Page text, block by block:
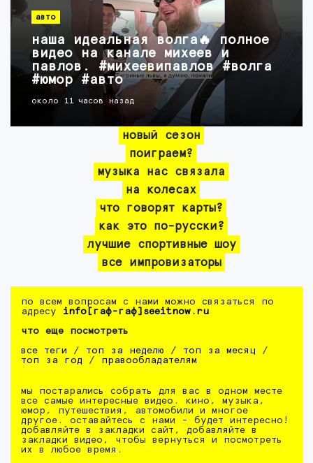
авто
наша идеальная волга🔥 полное
видео на канале михеев и
павлов. #михеевипавлов #волга
#юмор #авто
около 11 часов назад
новый сезон
поиграем?
музыка нас связала
на колесах
что говорят карты?
как это по-русски?
лучшие спортивные шоу
все импровизаторы
по всем вопросам с нами можно связаться по
адресу info[гаф-гаф]seeitnow.ru
что еще посмотреть
все теги / топ за неделю / топ за месяц /
топ за год / правообладателям
мы постарались собрать для вас в одном месте
все самые интересные видео. кино, музыка,
юмор, путешествия, автомобили и многое
другое. оставайтесь с нами - будет интересно!
добавляйте в закладки сайт, добавляйте в
закладки видео, чтобы вернуться и посмотреть
их в любое время.